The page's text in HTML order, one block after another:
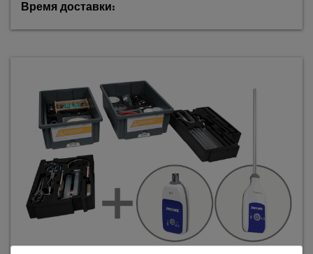
Время доставки: